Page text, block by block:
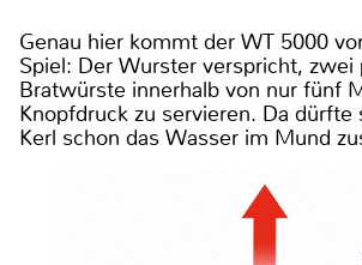
Genau hier kommt der WT 5000
Spiel: Der Wurster verspricht, zwei
Bratwürste innerhalb von nur fünf
Knopfdruck zu servieren. Da dürfte
Kerl schon das Wasser im Mund